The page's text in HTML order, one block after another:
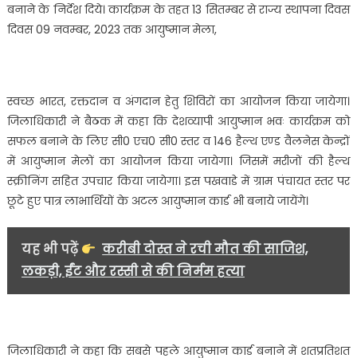
अंगदान
…..
बनाने के निर्देश दिये। कार्यक्रम के तहत 13 सितम्बर से राज्य स्थापना दिवस
दिवस 09 नवम्बर, 2023 तक आयुष्मान मेला,
स्वच्छ भारत, रक्तदान व अंगदान हेतु शिविरों का आयोजन किया जायेगा।
जिलाधिकारी ने बैठक में कहा कि देशव्यापी आयुष्मान भवः कार्यक्रम को
सफल बनाने के लिए सी0 एच0 सी0 स्तर व 146 हैल्थ एण्ड वैलनेस केन्द्रों
में आयुष्मान मेलों का आयोजन किया जायेगा। जिसमें मरीजों की हैल्थ
स्क्रीनिंग सहित उपचार किया जायेगा। इस पखवाडे में ग्राम पंचायत स्तर पर
छूटे हुए पात्र लाभार्थियों के अटल आयुष्मान कार्ड भी बनाये जायेंगे।
यह भी पढ़ें
करीबी दोस्त ने रची मौत की साजिश,
लकड़ी, ईंट और रस्सी से की निर्मम हत्या
जिलाधिकारी ने कहा कि सबसे पहले आयुष्मान कार्ड बनाने में शतप्रतिशत